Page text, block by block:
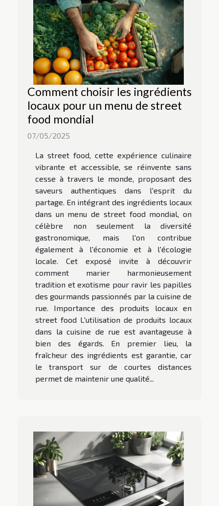
Comment choisir les ingrédients
locaux pour un menu de street
food mondial
07/05/2025
La street food, cette expérience culinaire
vibrante et accessible, se réinvente sans
cesse à travers le monde, proposant des
saveurs authentiques dans l'esprit du
partage. En intégrant des ingrédients locaux
dans un menu de street food mondial, on
célèbre non seulement la diversité
gastronomique, mais l'on contribue
également à l'économie et à l'écologie
locale. Cet exposé invite à découvrir
comment marier harmonieusement
tradition et exotisme pour ravir les papilles
des gourmands passionnés par la cuisine de
rue. Importance des produits locaux en
street food L'utilisation de produits locaux
dans la cuisine de rue est avantageuse à
bien des égards. En premier lieu, la
fraîcheur des ingrédients est garantie, car
le transport sur de courtes distances
permet de maintenir une qualité...